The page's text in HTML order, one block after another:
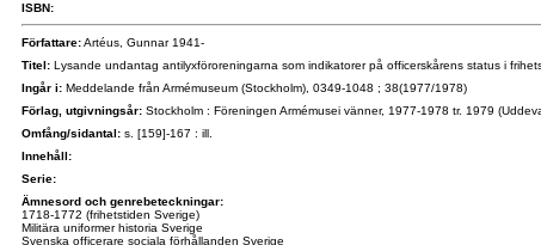
ISBN:
Författare:Artéus, Gunnar 1941-
Titel: Lysande undantag antilyxföroreningarna som indikatorer på officerskårens status i
Ingår i: Meddelande från Armémuseum (Stockholm), 0349-1048 ; 38(1977/1978)
Förlag, utgivningsår: Stockholm : Föreningen Armémusei vänner, 1977-1978 tr. 1979
Omfång/sidantal: s. [159]-167 : ill.
Innehåll:
Serie:
Ämnesord och genrebeteckningar:
1718-1772 (frihetstiden Sverige)
Militära uniformer historia Sverige
Svenska officerare sociala förhållanden Sverige